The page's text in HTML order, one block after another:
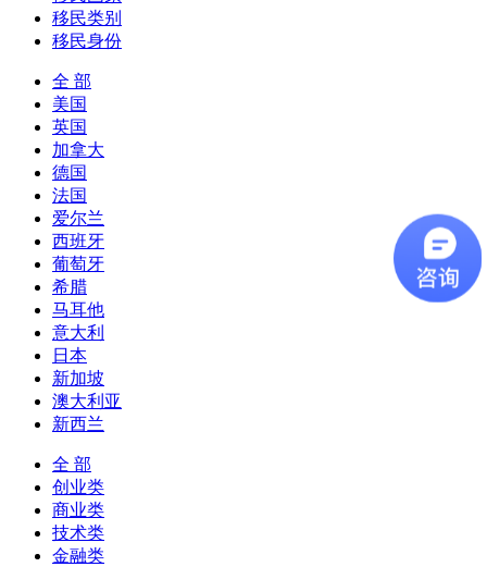
移民类别
移民身份
全 部
美国
英国
加拿大
德国
法国
爱尔兰
西班牙
葡萄牙
希腊
马耳他
意大利
日本
新加坡
澳大利亚
新西兰
全 部
创业类
商业类
技术类
金融类